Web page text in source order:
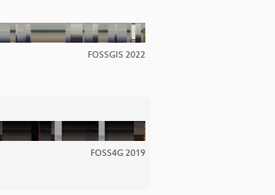
FOSSGIS 2022
FOSS4G 2019